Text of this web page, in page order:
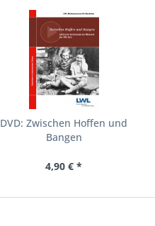
DVD: Zwischen Hoffen und
Bangen
4,90 € *